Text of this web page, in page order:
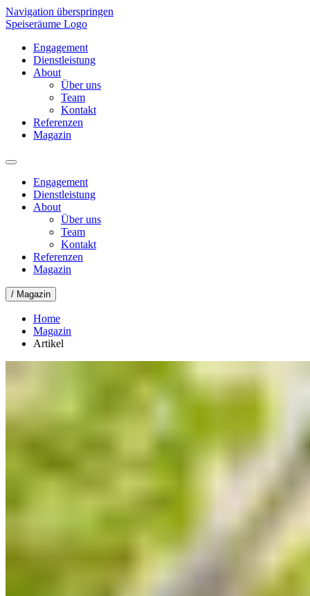
Navigation überspringen
Speiseräume Logo
Engagement
Dienstleistung
About
Über uns
Team
Kontakt
Referenzen
Magazin
Engagement
Dienstleistung
About
Über uns
Team
Kontakt
Referenzen
Magazin
/ Magazin
Home
Magazin
Artikel